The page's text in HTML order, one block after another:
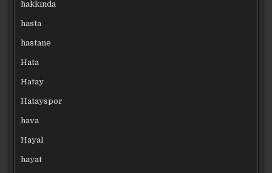
hakkında
hasta
hastane
Hata
Hatay
Hatayspor
hava
Hayal
hayat